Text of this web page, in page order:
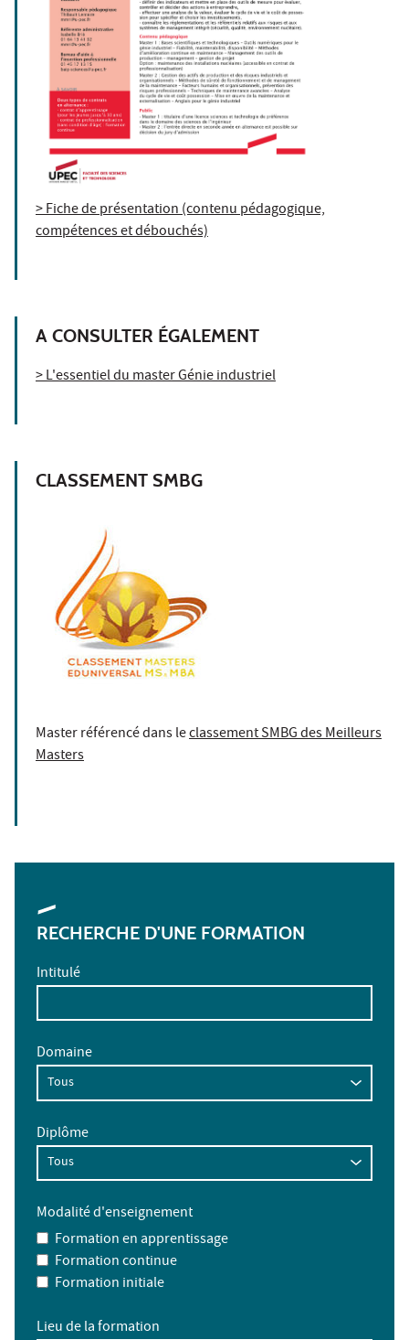
> Fiche de présentation (contenu pédagogique,
compétences et débouchés)
A CONSULTER ÉGALEMENT
> L'essentiel du master Génie industriel
CLASSEMENT SMBG
Master référencé dans leclassement SMBG des Meilleurs
Masters
RECHERCHE D'UNE FORMATION
Intitulé
Domaine
Diplôme
Modalité d'enseignement
Formation en apprentissage
Formation continue
Formation initiale
Lieu de la formation